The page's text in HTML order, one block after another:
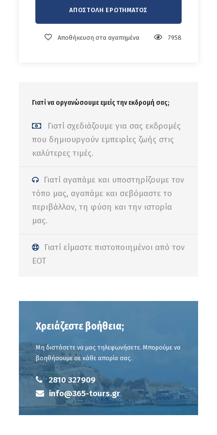
Αποθήκευση στα αγαπημένα 7958
Γιατί να οργανώσουμε εμείς την εκδρομή σας;
Γιατί σχεδιάζουμε για σας εκδρομές
που δημιουργούν εμπειρίες ζωής στις
καλύτερες τιμές.
Γιατί αγαπάμε και υποστηρίζουμε τον
τόπο μας, αγαπάμε και σεβόμαστε το
περιβάλλον, τη φύση και την ιστορία
μας.
Γιατί είμαστε πιστοποιημένοι από τον
ΕΟΤ
Χρειάζεστε βοήθεια;
Μη διστάσετε να μας τηλεφωνήσετε. Μπορούμε να
βοηθήσουμε σε κάθε απορία σας.
2810 327909
info@365-tours.gr
στο Ρέθυμνο.
τελική ώρα αναχώρησης και τα σημεία επιβίβασης)
Η ανωτέρω τιμή περιλαμβάνει
Συνοδός του γραφείου μας,
Ασφάλεια αστικής ευθύνης,
ΦΠΑ.
Φαγητό-Σνακ-Γεύματα και οτιδήποτε προαιρετικό.